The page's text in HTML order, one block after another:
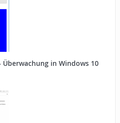
in Windows 10